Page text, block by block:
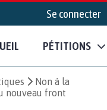
Se connecter
PÉTITIONS
Non à la
nouveau front